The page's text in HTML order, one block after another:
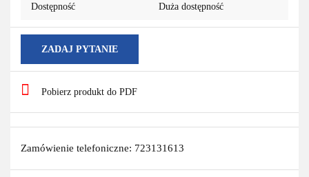
Dostępność Duża dostępność
ZADAJ PYTANIE
Pobierz produkt do PDF
Zamówienie telefoniczne: 723131613